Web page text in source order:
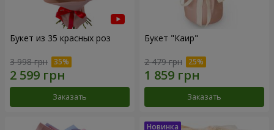
Букет из 35 красных роз
3 998 грн
Заказать
Букет "Каир"
2 479 грн
Заказать